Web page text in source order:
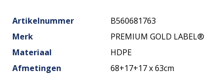
Artikelnummer
B560681763
Merk
PREMIUM GOLD LABEL®
Materiaal
HDPE
Afmetingen
68+17+17 x 63cm